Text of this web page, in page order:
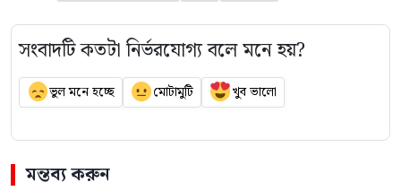
সংবাদটি কতটা নির্ভরযোগ্য বলে মনে হয়?
ভুল মনে হচ্ছে মোটামুটি খুব ভালো
মন্তব্য করুন